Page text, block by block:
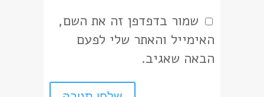
שמור בדפדפן זה את השם,
האימייל והאתר שלי לפעם
הבאה שאגיב.